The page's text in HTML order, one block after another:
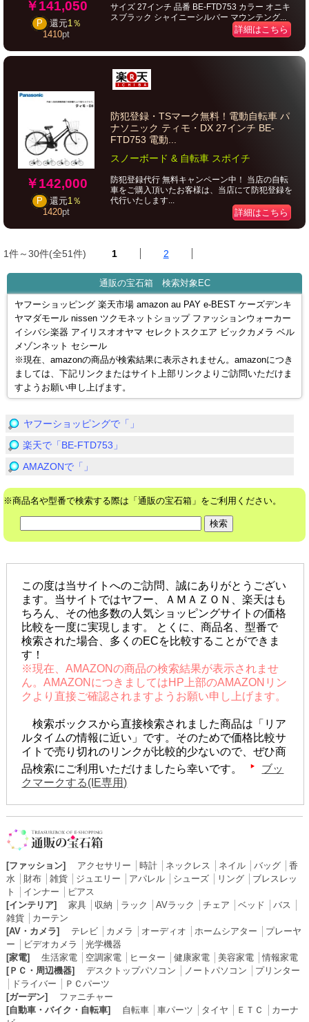
￥141,050
P 還元1％
1410pt
サイズ 27インチ 品番 BE-FTD753 カラー オニキ
スブラック シャイニーシルバー マウンテング...
詳細はこちら
￥142,000
P 還元1％
1420pt
防犯登録・TSマーク無料！電動自転車 パ
ナソニック ティモ・DX 27インチ BE-
FTD753 電動...
スノーボード & 自転車 スポイチ
防犯登録代行 無料キャンペーン中！ 当店の自転
車をご購入頂いたお客様は、当店にて防犯登録を
代行いたします...
詳細はこちら
1件～30件(全51件) 1 2
通販の宝石箱 検索対象EC
ヤフーショッピング 楽天市場 amazon au PAY e-BEST ケーズデンキ
ヤマダモール nissen ツクモネットショップ ファッションウォーカー
イシバシ楽器 アイリスオオヤマ セレクトスクエア ビックカメラ ベル
メゾンネット セシール
※現在、amazonの商品が検索結果に表示されません。amazonにつき
ましては、下記リンクまたはサイト上部リンクよりご訪問いただけま
すようお願い申し上げます。
ヤフーショッピングで「」
楽天で「BE-FTD753」
AMAZONで「」
※商品名や型番で検索する際は「通販の宝石箱」をご利用ください。
この度は当サイトへのご訪問、誠にありがとうござい
ます。当サイトではヤフー、ＡＭＡＺＯＮ、楽天はも
ちろん、その他多数の人気ショッピングサイトの価格
比較を一度に実現します。 とくに、商品名、型番で
検索された場合、多くのECを比較することができま
す！
※現在、AMAZONの商品の検索結果が表示されませ
ん。AMAZONにつきましてはHP上部のAMAZONリン
クより直接ご確認されますようお願い申し上げます。
検索ボックスから直接検索されました商品は「リア
ルタイムの情報に近い」です。そのためで価格比較サ
イトで売り切れのリンクが比較的少ないので、ぜひ商
品検索にご利用いただけましたら幸いです。
ブッ
クマークする(IE専用)
[ファッション] アクセサリー 時計│ ネックレス ネイル│ バッグ│ 香
水
財布│ 雑貨│ ジュエリー アパレル│ シューズ│ リング│ ブレスレッ
ト
インナー
ピアス
[インテリア]
家具│ 収納 ラック AVラック チェア ベッド バス
雑貨│ カーテン
[AV・カメラ]
テレビ│ カメラ オーディオ ホームシアター
プレーヤ
ー
ビデオカメラ
光学機器
[家電]
生活家電│ 空調家電│ ヒーター 健康家電│ 美容家電│情報家電
[ＰＣ・周辺機器]
デスクトップパソコン ノートパソコン
プリンター
ドライバー
ＰＣパーツ
[ガーデン]
ファニチャー
[自動車・バイク・自転車]
自転車│ 車パーツ タイヤ ＥＴＣ
カーナ